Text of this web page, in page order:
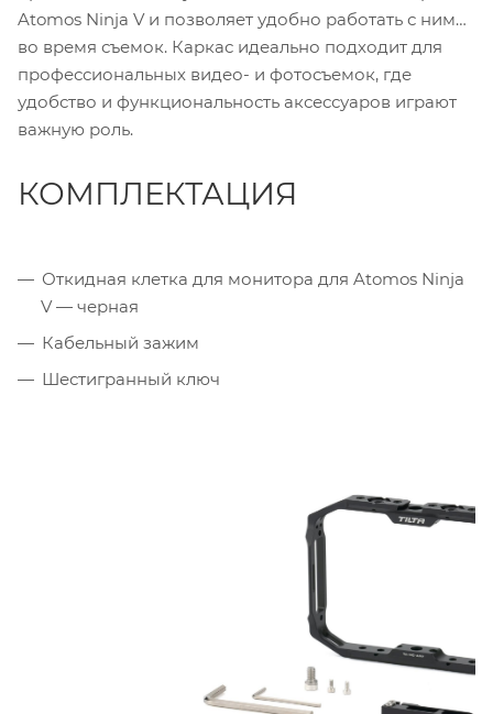
Atomos Ninja V и позволяет удобно работать с ним
во время съемок. Каркас идеально подходит для
профессиональных видео- и фотосъемок, где
удобство и функциональность аксессуаров играют
важную роль.
КОМПЛЕКТАЦИЯ
Откидная клетка для монитора для Atomos Ninja
V — черная
Кабельный зажим
Шестигранный ключ